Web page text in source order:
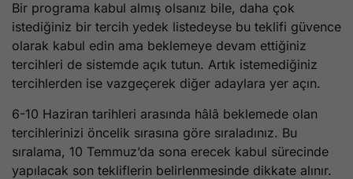
Bir programa kabul almış olsanız bile, daha çok
istediğiniz bir tercih yedek listedeyse bu teklifi güvence
olarak kabul edin ama beklemeye devam ettiğiniz
tercihleri de sistemde açık tutun. Artık istemediğiniz
tercihlerden ise vazgeçerek diğer adaylara yer açın.
6-10 Haziran tarihleri arasında hâlâ beklemede olan
tercihlerinizi öncelik sırasına göre sıraladınız. Bu
sıralama, 10 Temmuz’da sona erecek kabul sürecinde
yapılacak son tekliflerin belirlenmesinde dikkate alınır.